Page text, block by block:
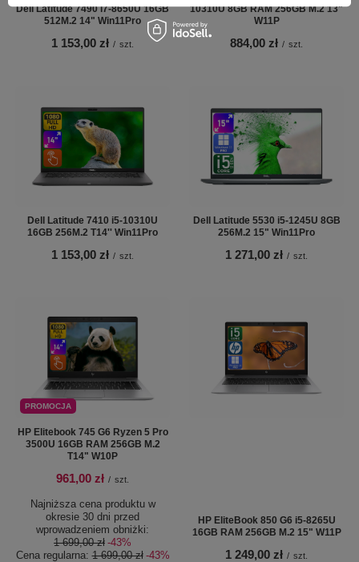
Dell Latitude 7490 i7-8650U 16GB
512M.2 14" Win11Pro
1 153,00 zł / szt.
10310U 8GB RAM 256GB M.2 13"
W11P
884,00 zł / szt.
Dell Latitude 7410 i5-10310U
16GB 256M.2 T14'' Win11Pro
1 153,00 zł / szt.
Dell Latitude 5530 i5-1245U 8GB
256M.2 15" Win11Pro
1 271,00 zł / szt.
PROMOCJA
HP Elitebook 745 G6 Ryzen 5 Pro
3500U 16GB RAM 256GB M.2
T14" W10P
961,00 zł / szt.
Najniższa cena produktu w
okresie 30 dni przed
wprowadzeniem obniżki:
1 699,00 zł -43%
Cena regularna:1 699,00 zł -43%
HP EliteBook 850 G6 i5-8265U
16GB RAM 256GB M.2 15" W11P
1 249,00 zł / szt.